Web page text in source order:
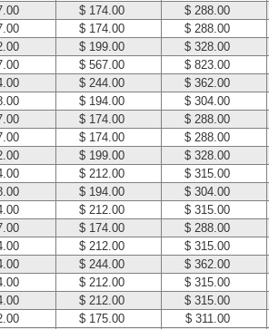
$ 174.00
$ 288.00
$ 174.00
$ 288.00
$ 199.00
$ 328.00
$ 567.00
$ 823.00
$ 244.00
$ 362.00
$ 194.00
$ 304.00
$ 174.00
$ 288.00
$ 174.00
$ 288.00
$ 199.00
$ 328.00
$ 212.00
$ 315.00
$ 194.00
$ 304.00
$ 212.00
$ 315.00
$ 174.00
$ 288.00
$ 212.00
$ 315.00
$ 244.00
$ 362.00
$ 212.00
$ 315.00
$ 212.00
$ 315.00
$ 175.00
$ 311.00